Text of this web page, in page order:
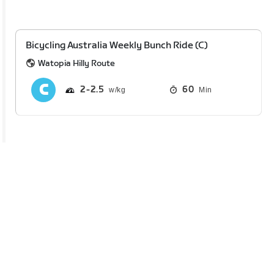
Bicycling Australia Weekly Bunch Ride (C)
Watopia Hilly Route
2 2.5 60 Min